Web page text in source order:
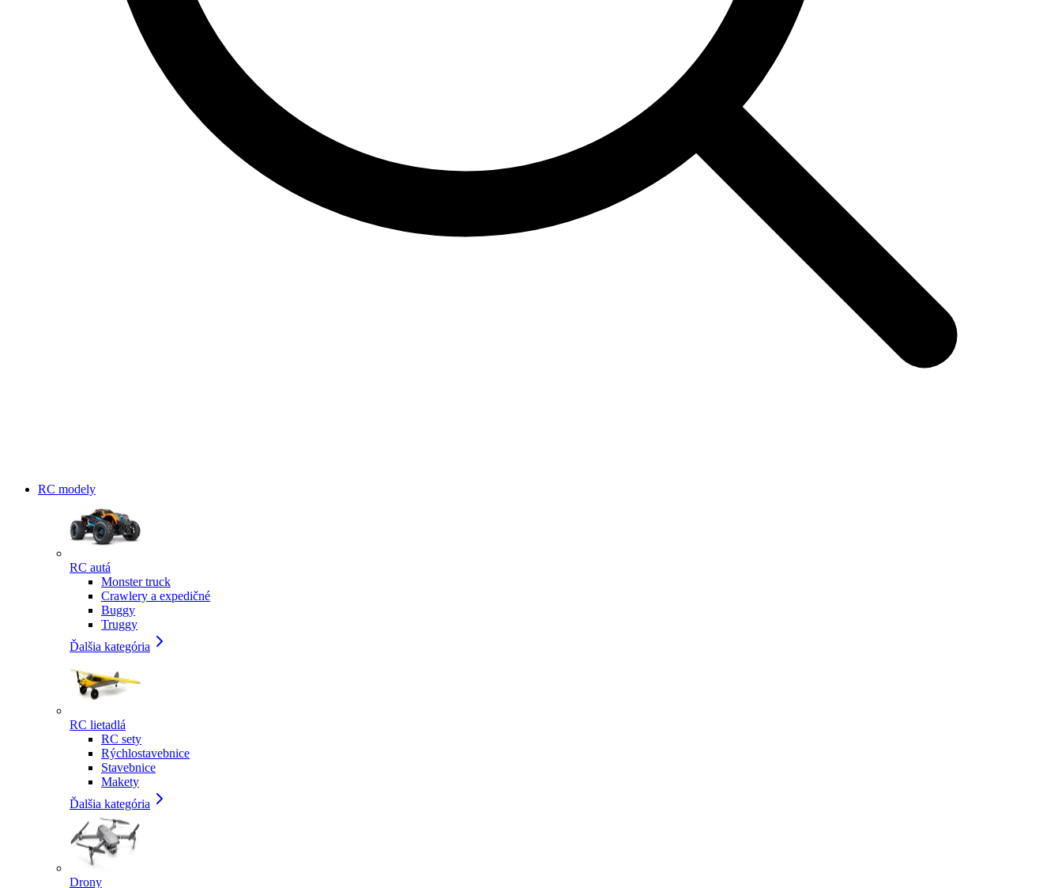
RC modely
RC autá
Monster truck
Crawlery a expedičné
Buggy
Truggy
Ďalšia kategória
RC lietadlá
RC sety
Rýchlostavebnice
Stavebnice
Makety
Ďalšia kategória
Drony